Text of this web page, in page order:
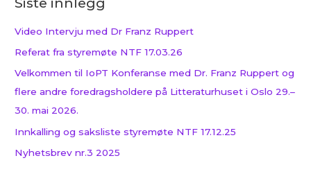
r
:
Video Intervju med Dr Franz Ruppert
Referat fra styremøte NTF 17.03.26
Velkommen til IoPT Konferanse med Dr. Franz Ruppert og
flere andre foredragsholdere på Litteraturhuset i Oslo 29.–
30. mai 2026.
Innkalling og saksliste styremøte NTF 17.12.25
Nyhetsbrev nr.3 2025